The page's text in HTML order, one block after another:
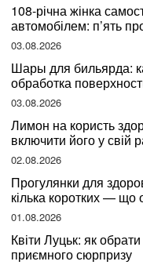
108-річна жінка
автомобілем: п’ять
допомогли їй дожити до
03.08.2026
Шары для бильярда:
обработка
динамику игры
03.08.2026
Лимон на користь
включити його у свій
02.08.2026
Прогулянки для
кілька коротких — що
01.08.2026
Квіти Луцьк: як
приємного сюрпризу